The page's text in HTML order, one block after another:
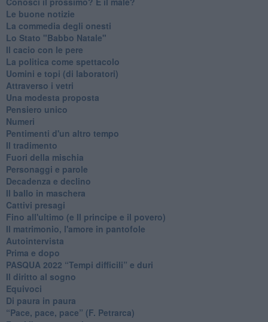
Le buone notizie
La commedia degli onesti
Lo Stato "Babbo Natale"
Il cacio con le pere
La politica come spettacolo
Uomini e topi (di laboratori)
Attraverso i vetri
Una modesta proposta
Pensiero unico
Numeri
Pentimenti d'un altro tempo
Il tradimento
Fuori della mischia
Personaggi e parole
Decadenza e declino
Il ballo in maschera
Cattivi presagi
Fino all'ultimo (e Il principe e il povero)
Il matrimonio, l'amore in pantofole
Autointervista
Prima e dopo
​PASQUA 2022 “Tempi difficili” e duri
Il diritto al sogno
Equivoci
Di paura in paura
​“Pace, pace, pace” (F. Petrarca)